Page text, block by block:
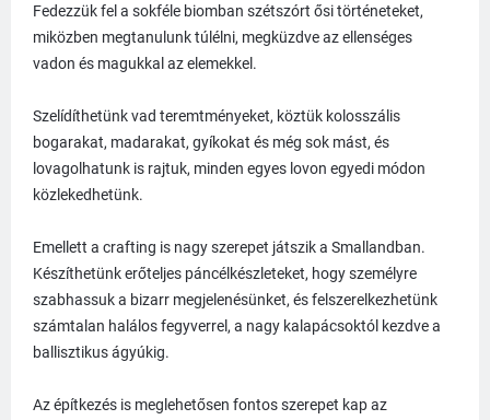
Fedezzük fel a sokféle biomban szétszórt ősi történeteket,
miközben megtanulunk túlélni, megküzdve az ellenséges
vadon és magukkal az elemekkel.
Szelídíthetünk vad teremtményeket, köztük kolosszális
bogarakat, madarakat, gyíkokat és még sok mást, és
lovagolhatunk is rajtuk, minden egyes lovon egyedi módon
közlekedhetünk.
Emellett a crafting is nagy szerepet játszik a Smallandban.
Készíthetünk erőteljes páncélkészleteket, hogy személyre
szabhassuk a bizarr megjelenésünket, és felszerelkezhetünk
számtalan halálos fegyverrel, a nagy kalapácsoktól kezdve a
ballisztikus ágyúkig.
Az építkezés is meglehetősen fontos szerepet kap az